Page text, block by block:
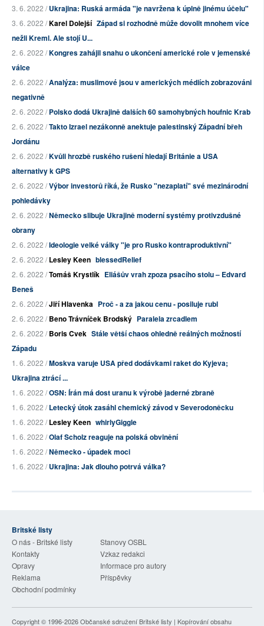
3. 6. 2022 /Ukrajina: Ruská armáda "je navržena k úplně jinému účelu"
3. 6. 2022 /Karel Dolejší Západ si rozhodně může dovolit mnohem více
nežli Kreml. Ale stojí U...
2. 6. 2022 /Kongres zahájil snahu o ukončení americké role v jemenské
válce
2. 6. 2022 /Analýza: muslimové jsou v amerických médiích zobrazováni
negativně
2. 6. 2022 /Polsko dodá Ukrajině dalších 60 samohybných houfnic Krab
2. 6. 2022 /Takto Izrael nezákonně anektuje palestinský Západní břeh
Jordánu
2. 6. 2022 /Kvůli hrozbě ruského rušení hledají Británie a USA
alternativy k GPS
2. 6. 2022 /Výbor investorů říká, že Rusko "nezaplatí" své mezinárodní
pohledávky
2. 6. 2022 /Německo slibuje Ukrajině moderní systémy protivzdušné
obrany
2. 6. 2022 /Ideologie velké války "je pro Rusko kontraproduktivní"
2. 6. 2022 /Lesley Keen blessedRelief
2. 6. 2022 /Tomáš Krystlík Eliášův vrah zpoza psacího stolu – Edvard
Beneš
2. 6. 2022 /Jiří Hlavenka Proč - a za jakou cenu - posiluje rubl
2. 6. 2022 /Beno Trávníček Brodský Paralela zrcadlem
2. 6. 2022 /Boris Cvek Stále větší chaos ohledně reálných možností
Západu
1. 6. 2022 /Moskva varuje USA před dodávkami raket do Kyjeva;
Ukrajina ztrácí ...
1. 6. 2022 /OSN: Írán má dost uranu k výrobě jaderné zbraně
1. 6. 2022 /Letecký útok zasáhl chemický závod v Severodoněcku
1. 6. 2022 /Lesley Keen whirlyGiggle
1. 6. 2022 /Olaf Scholz reaguje na polská obvinění
1. 6. 2022 /Německo - úpadek moci
1. 6. 2022 /Ukrajina: Jak dlouho potrvá válka?
Britské listy
O nás - Britské listy
Stanovy OSBL
Kontakty
Vzkaz redakci
Opravy
Informace pro autory
Reklama
Příspěvky
Obchodní podmínky
Copyright © 1996-2026Občanské sdružení Britské listy | Kopírování obsahu